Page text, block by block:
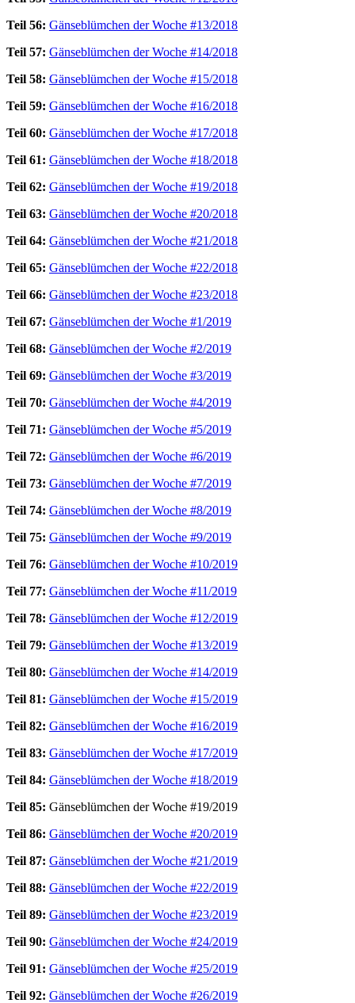
Teil 56: Gänseblümchen der Woche #13/2018
Teil 57: Gänseblümchen der Woche #14/2018
Teil 58: Gänseblümchen der Woche #15/2018
Teil 59: Gänseblümchen der Woche #16/2018
Teil 60: Gänseblümchen der Woche #17/2018
Teil 61: Gänseblümchen der Woche #18/2018
Teil 62: Gänseblümchen der Woche #19/2018
Teil 63: Gänseblümchen der Woche #20/2018
Teil 64: Gänseblümchen der Woche #21/2018
Teil 65: Gänseblümchen der Woche #22/2018
Teil 66: Gänseblümchen der Woche #23/2018
Teil 67: Gänseblümchen der Woche #1/2019
Teil 68: Gänseblümchen der Woche #2/2019
Teil 69: Gänseblümchen der Woche #3/2019
Teil 70: Gänseblümchen der Woche #4/2019
Teil 71: Gänseblümchen der Woche #5/2019
Teil 72: Gänseblümchen der Woche #6/2019
Teil 73: Gänseblümchen der Woche #7/2019
Teil 74: Gänseblümchen der Woche #8/2019
Teil 75: Gänseblümchen der Woche #9/2019
Teil 76: Gänseblümchen der Woche #10/2019
Teil 77: Gänseblümchen der Woche #11/2019
Teil 78: Gänseblümchen der Woche #12/2019
Teil 79: Gänseblümchen der Woche #13/2019
Teil 80: Gänseblümchen der Woche #14/2019
Teil 81: Gänseblümchen der Woche #15/2019
Teil 82: Gänseblümchen der Woche #16/2019
Teil 83: Gänseblümchen der Woche #17/2019
Teil 84: Gänseblümchen der Woche #18/2019
Teil 85: Gänseblümchen der Woche #19/2019
Teil 86: Gänseblümchen der Woche #20/2019
Teil 87: Gänseblümchen der Woche #21/2019
Teil 88: Gänseblümchen der Woche #22/2019
Teil 89: Gänseblümchen der Woche #23/2019
Teil 90: Gänseblümchen der Woche #24/2019
Teil 91: Gänseblümchen der Woche #25/2019
Teil 92: Gänseblümchen der Woche #26/2019